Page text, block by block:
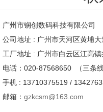
广州市锎创数码科技有限公司
公司地址 : 广州市天河区黄埔
工厂地址 : 广州市白云区江高
电话：020-87568650 （三条
手机 : 13710375519 /
邮箱： gzkcsm@163.com